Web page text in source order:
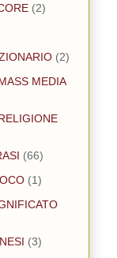
(2)
(2)
MEDIA
(66)
(1)
(3)